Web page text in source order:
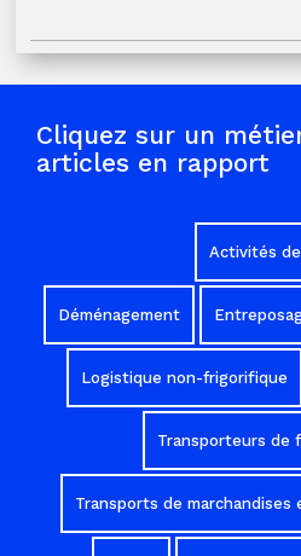
Cliquez sur un
articles en rapport
Activités
Déménagement
Logistique non-frigorifique
Transporteurs de
Transports de